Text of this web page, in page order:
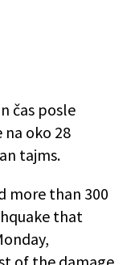
čas posle
oko 28
tajms.
more than 300
that